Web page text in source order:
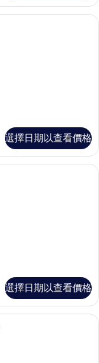
選擇日期以查看價格
選擇日期以查看價格